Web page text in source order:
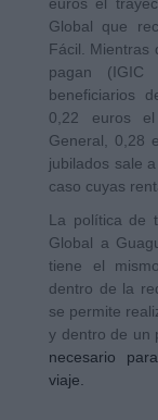
Global que
Fácil. Mientras
pagan (IGIC
beneficiarios
0,22 euros
General, 0,28
jubilados sale
caso cuyas
La política de
Global a
tiene el
dentro de la
se permite
y dentro de un
necesario
viaje.